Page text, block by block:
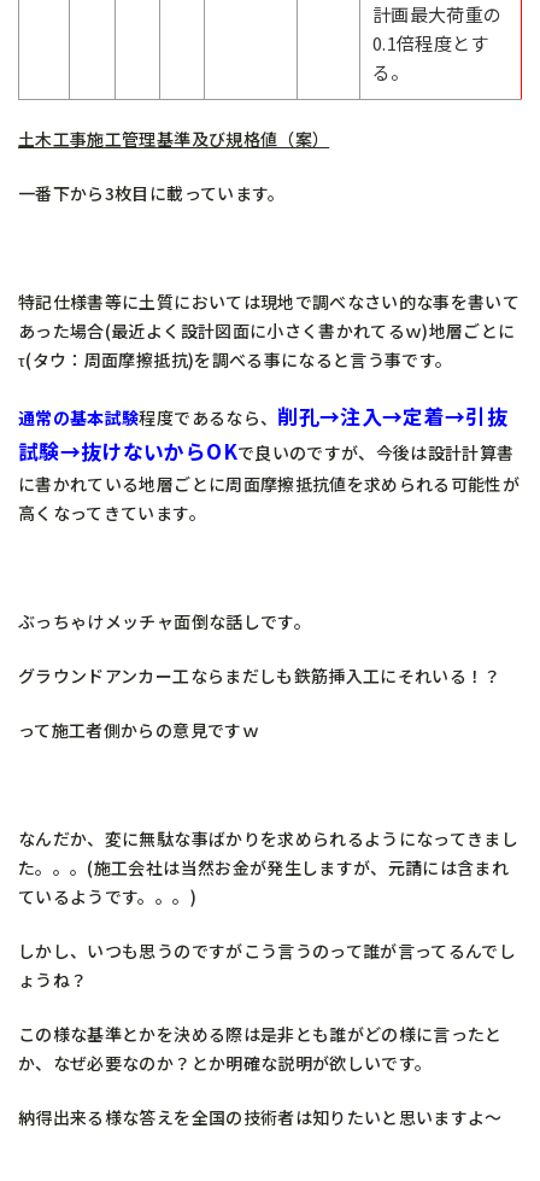
計画最大荷重の
0.1倍程度とす
る。
土木工事施工管理基準及び規格値（案）
一番下から3枚目に載っています。
特記仕様書等に土質においては現地で調べなさい的な事を書いて
あった場合(最近よく設計図面に小さく書かれてるｗ)地層ごとに
τ(タウ：周面摩擦抵抗)を調べる事になると言う事です。
通常の基本試験程度であるなら、 削孔→注入→定着→引抜
試験→抜けないからOKで良いのですが、今後は設計計算書
に書かれている地層ごとに周面摩擦抵抗値を求められる可能性が
高くなってきています。
ぶっちゃけメッチャ面倒な話しです。
グラウンドアンカー工ならまだしも鉄筋挿入工にそれいる！？
って施工者側からの意見ですｗ
なんだか、変に無駄な事ばかりを求められるようになってきまし
た。。。(施工会社は当然お金が発生しますが、元請には含まれ
ているようです。。。)
しかし、いつも思うのですがこう言うのって誰が言ってるんでし
ょうね？
この様な基準とかを決める際は是非とも誰がどの様に言ったと
か、なぜ必要なのか？とか明確な説明が欲しいです。
納得出来る様な答えを全国の技術者は知りたいと思いますよ～